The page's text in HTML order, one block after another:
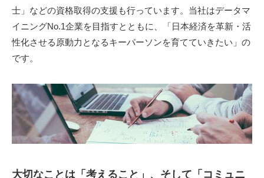
士」などの資格取得の支援も行っています。当社はデータマ
イニングNo.1企業を目指すとともに、「日本経済を革新・活
性化させる原動力となるキーパーソンを育てていきたい」の
です。
大切なことは「考えること」、そして「コミュニ